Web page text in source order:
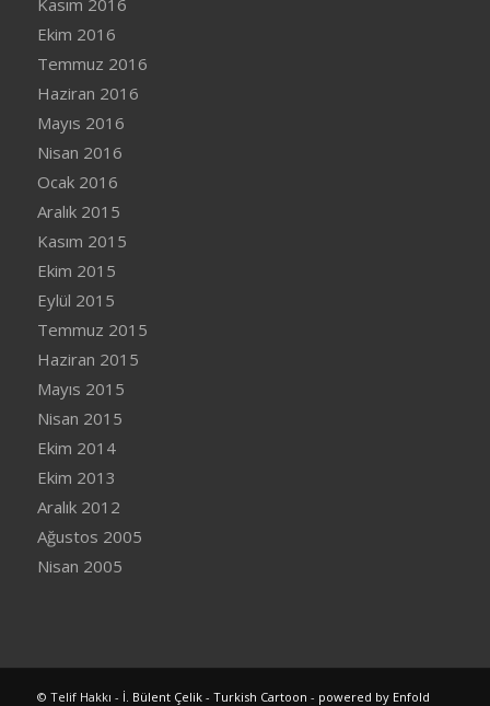
Ekim 2016
Temmuz 2016
Haziran 2016
Mayıs 2016
Nisan 2016
Ocak 2016
Aralık 2015
Kasım 2015
Ekim 2015
Eylül 2015
Temmuz 2015
Haziran 2015
Mayıs 2015
Nisan 2015
Ekim 2014
Ekim 2013
Aralık 2012
Ağustos 2005
Nisan 2005
© Telif Hakkı - İ. Bülent Çelik - Turkish Cartoon - powered by Enfold